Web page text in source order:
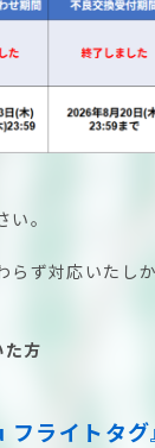
。
らず対応いたし
方
ライトタグ